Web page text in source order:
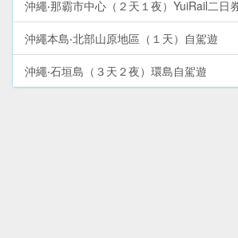
沖繩‧那霸市中心（２天１夜）YuiRail二日
沖繩本島‧北部山原地區（１天）自駕遊
沖繩‧石垣島（３天２夜）環島自駕遊